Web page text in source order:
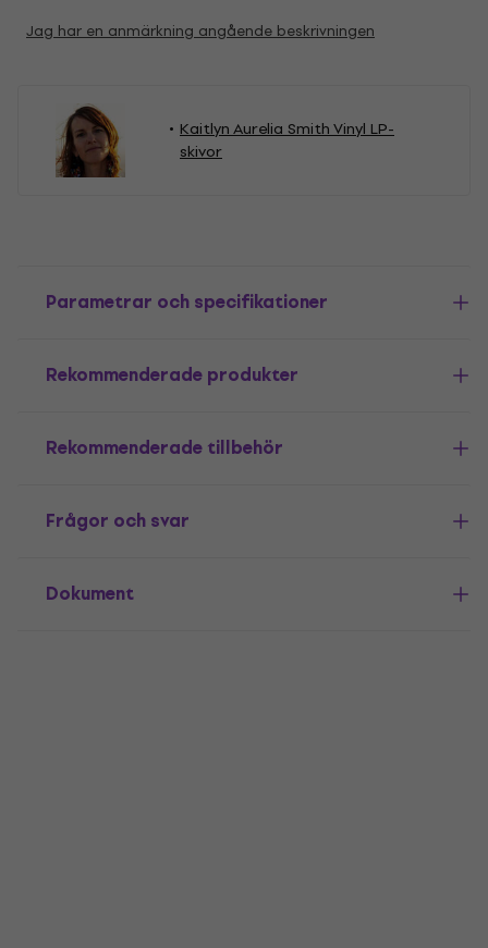
Jag har en anmärkning angående beskrivningen
Kaitlyn Aurelia Smith Vinyl LP-
skivor
Parametrar och specifikationer
Rekommenderade produkter
Rekommenderade tillbehör
Frågor och svar
Dokument